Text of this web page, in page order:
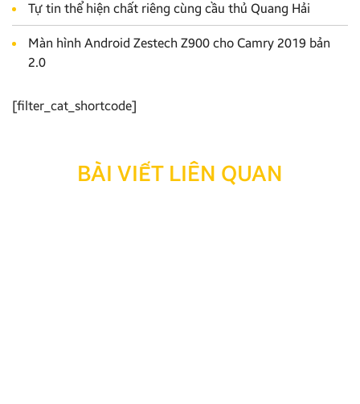
Tự tin thể hiện chất riêng cùng cầu thủ Quang Hải
Màn hình Android Zestech Z900 cho Camry 2019 bản
2.0
[filter_cat_shortcode]
BÀI VIẾT LIÊN QUAN